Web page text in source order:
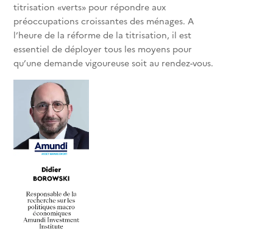
titrisation «verts» pour répondre aux
préoccupations croissantes des ménages. A
l’heure de la réforme de la titrisation, il est
essentiel de déployer tous les moyens pour
qu’une demande vigoureuse soit au rendez-vous.